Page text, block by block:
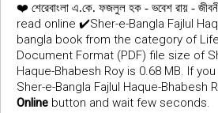
❤️ শেরেবাংলা এ.কে. ফজলুল হক - ভবেশ রায় -
read online ✔️Sher-e-Bangla Fajlul
bangla book from the category of
Document Format (PDF) file size of
Haque-Bhabesh Roy is 0.68 MB. If
Sher-e-Bangla Fajlul Haque-Bhabesh
Online button and wait few seconds.